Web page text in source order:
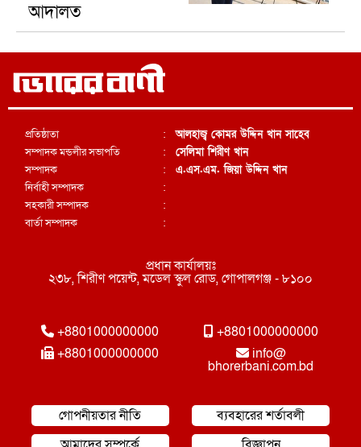
আদালত
প্রতিষ্ঠাতা
সম্পাদক মন্ডলীর সভাপতি
সম্পাদক
নির্বাহী সম্পাদক
সহকারী সম্পাদক
বার্তা সম্পাদক
:
:
:
:
:
:
আলহাজ্ব কোমর উদ্দিন খান সাহেব
সেলিমা শিরীণ খান
এ.এস.এম. জিয়া উদ্দিন খান
প্রধান কার্যালয়ঃ
২৩৮, শিরীণ পয়েন্ট, মডেল স্কুল রোড, গোপালগঞ্জ - ৮১০০
+8801000000000
+8801000000000
+8801000000000
info@
bhorerbani.com.bd
গোপনীয়তার নীতি
ব্যবহারের শর্তাবলী